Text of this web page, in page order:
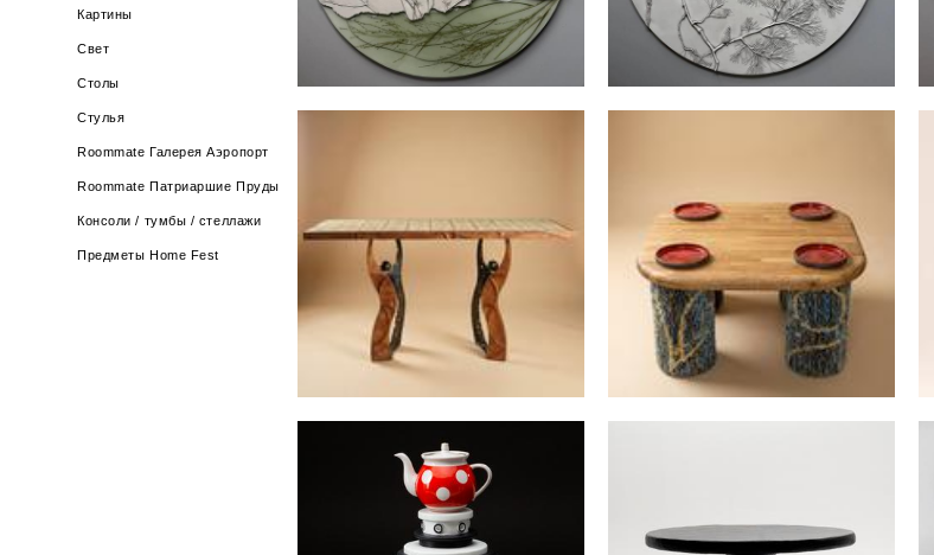
Картины
Свет
Столы
Стулья
Roommate Галерея Аэропорт
Roommate Патриаршие Пруды
Консоли / тумбы / стеллажи
Предметы Home Fest
КОНСОЛЬ SIGILLIUM
150 000 pуб.
кофейный столик sigillium
100 000 pуб.
Самовар антигаджет Стол Echo